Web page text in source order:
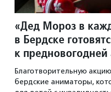
«Дед Мороз в
в Бердске
к
Благотворительную
бердские аниматоры,